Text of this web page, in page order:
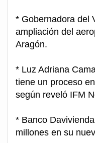
* Gobernadora del
ampliación del
Aragón.
* Luz Adriana
tiene un proceso
según reveló IFM
* Banco
millones en su